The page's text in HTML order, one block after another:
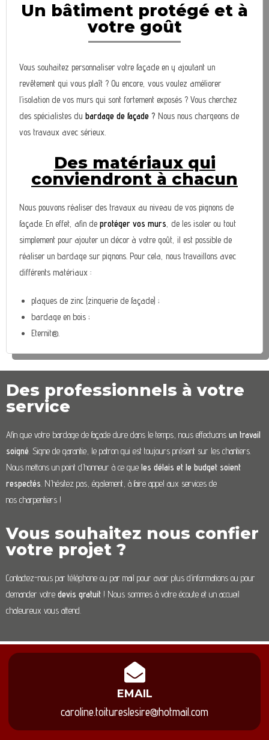
Un bâtiment protégé et à
votre goût
Vous souhaitez personnaliser votre façade en y ajoutant un
revêtement qui vous plaît ? Ou encore, vous voulez améliorer
l’isolation de vos murs qui sont fortement exposés ? Vous cherchez
des spécialistes dubardage de façade ? Nous nous chargeons de
vos travaux avec sérieux.
Des matériaux qui
conviendront à chacun
Nous pouvons réaliser des travaux au niveau de vos pignons de
façade. En effet, afin deprotéger vos murs , de les isoler ou tout
simplement pour ajouter un décor à votre goût, il est possible de
réaliser un bardage sur pignons. Pour cela, nous travaillons avec
différents matériaux :
plaques de zinc (zinguerie de façade) ;
bardage en bois ;
Eternit®.
Des professionnels à votre
service
Afin que votre bardage de façade dure dans le temps, nous effectuons un travail
soigné . Signe de garantie, le patron qui est toujours présent sur les chantiers.
Nous mettons un point d’honneur à ce que les délais et le budget soient
respectés . N’hésitez pas, également, à faire appel aux services de
nos charpentiers !
Vous souhaitez nous confier
votre projet ?
Contactez-nous par téléphone ou par mail pour avoir plus d’informations ou pour
demander votre devis gratuit ! Nous sommes à votre écoute et un accueil
chaleureux vous attend.
EMAIL
caroline.toitureslesire@hotmail.com